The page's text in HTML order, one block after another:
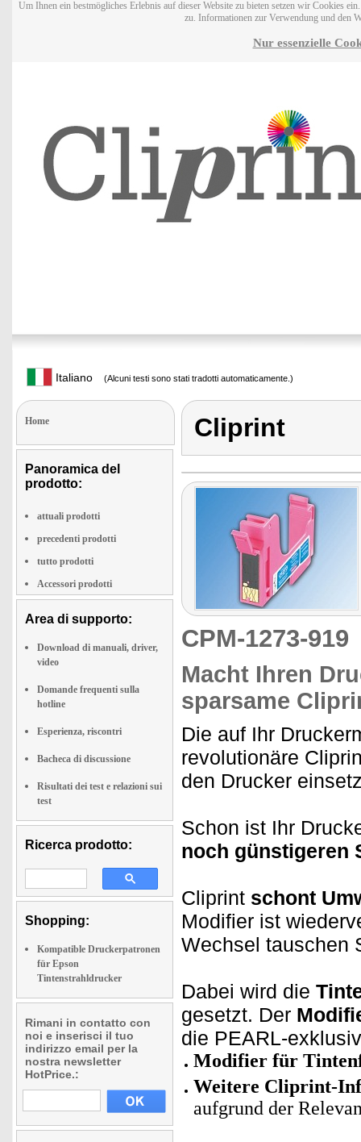
Um Ihnen ein bestmögliches Erlebnis auf dieser Website zu bieten setzen wir Cookies
zu. Informationen zur Verwendung und den
Nur essenzielle
Italiano (Alcuni testi sono stati tradotti automaticamente.)
Home
Panoramica del
prodotto:
attuali prodotti
precedenti prodotti
tutto prodotti
Accessori prodotti
Area di supporto:
Download di manuali, driver,
video
Domande frequenti sulla
hotline
Esperienza, riscontri
Bacheca di discussione
Risultati dei test e relazioni sui
test
Ricerca prodotto:
Shopping:
Kompatible Druckerpatronen
für Epson
Tintenstrahldrucker
Rimani in contatto con
noi e inserisci il tuo
indirizzo email per la
nostra newsletter
HotPrice.:
Cliprint
CPM-1273-
Macht Ihren
sparsame
Die auf Ihr
revolutionäre
den Drucker
Schon ist Ihr
noch günstigeren
Cliprint schont
Modifier ist
Wechsel tauschen
Dabei wird die
gesetzt. Der
die PEARL-
Modifier für
Weitere Cliprint-
aufgrund der